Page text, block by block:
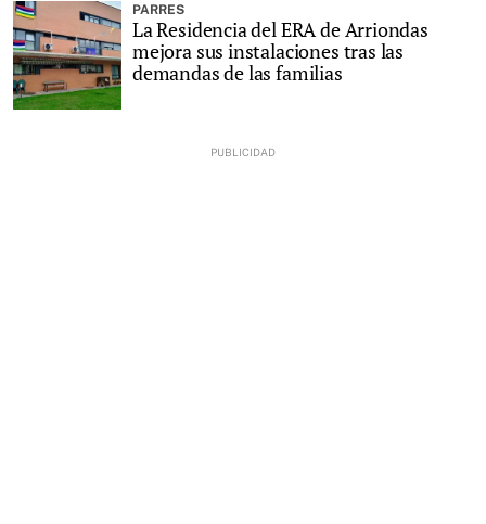
PARRES
La Residencia del ERA de Arriondas
mejora sus instalaciones tras las
demandas de las familias